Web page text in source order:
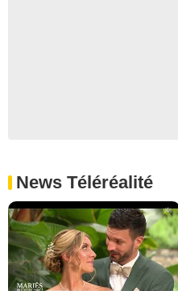
News Téléréalité